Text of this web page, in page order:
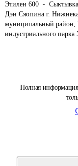
Полная
Этилен 600  -
Дэн Сяопина г.
муниципальный район,
индустриального парка